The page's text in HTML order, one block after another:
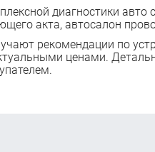
диагностики авто
акта, автосалон
рекомендации по
ценами.